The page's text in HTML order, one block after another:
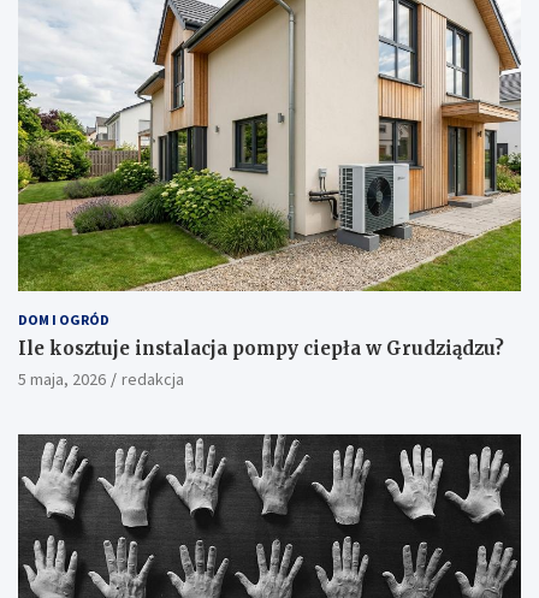
DOM I OGRÓD
Ile kosztuje instalacja pompy ciepła w Grudziądzu?
5 maja, 2026 redakcja